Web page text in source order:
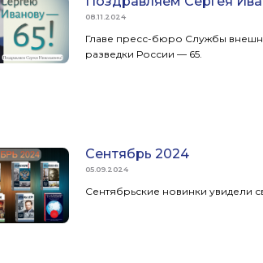
08.11.2024
Главе пресс-бюро Службы
разведки России — 65.
Сентябрь 2024
05.09.2024
Сентябрьские новинки увидели